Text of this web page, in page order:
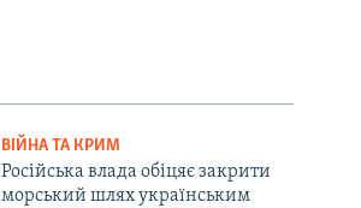
ВІЙНА ТА КРИМ
Російська влада обіцяє закрити
морський шлях українським